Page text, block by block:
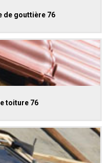
de gouttière 76
toiture 76